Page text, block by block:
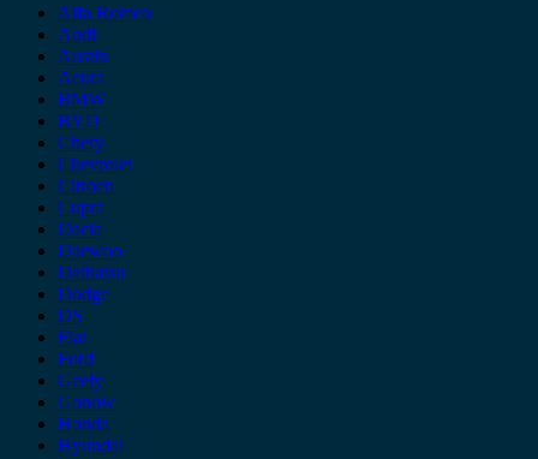
Alfa Romeo
Audi
Austin
Acura
BMW
BYD
Chery
Chevrolet
Citroen
Cupra
Dacia
Daewoo
Daihatsu
Dodge
DS
Fiat
Ford
Geely
Gonow
Honda
Hyundai